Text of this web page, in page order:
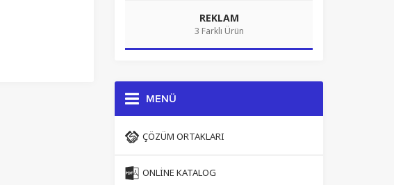
REKLAM
3 Farklı Ürün
MENÜ
ÇÖZÜM ORTAKLARI
ONLINE KATALOG